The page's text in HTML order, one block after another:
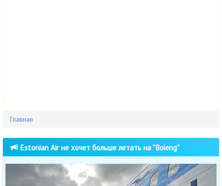
Главная
Estonian Air не хочет больше летать на "Boieng"